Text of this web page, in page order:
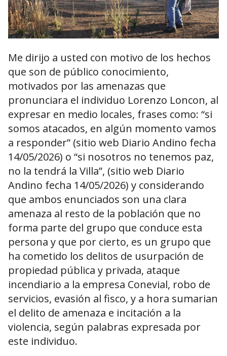
Me dirijo a usted con motivo de los hechos
que son de público conocimiento,
motivados por las amenazas que
pronunciara el individuo Lorenzo Loncon, al
expresar en medio locales, frases como: “si
somos atacados, en algún momento vamos
a responder” (sitio web Diario Andino fecha
14/05/2026) o “si nosotros no tenemos paz,
no la tendrá la Villa”, (sitio web Diario
Andino fecha 14/05/2026) y considerando
que ambos enunciados son una clara
amenaza al resto de la población que no
forma parte del grupo que conduce esta
persona y que por cierto, es un grupo que
ha cometido los delitos de usurpación de
propiedad pública y privada, ataque
incendiario a la empresa Conevial, robo de
servicios, evasión al fisco, y a hora sumarian
el delito de amenaza e incitación a la
violencia, según palabras expresada por
este individuo.